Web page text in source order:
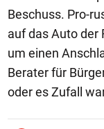
Beschuss. Pro-
auf das Auto der
um einen
Berater für
oder es Zufall